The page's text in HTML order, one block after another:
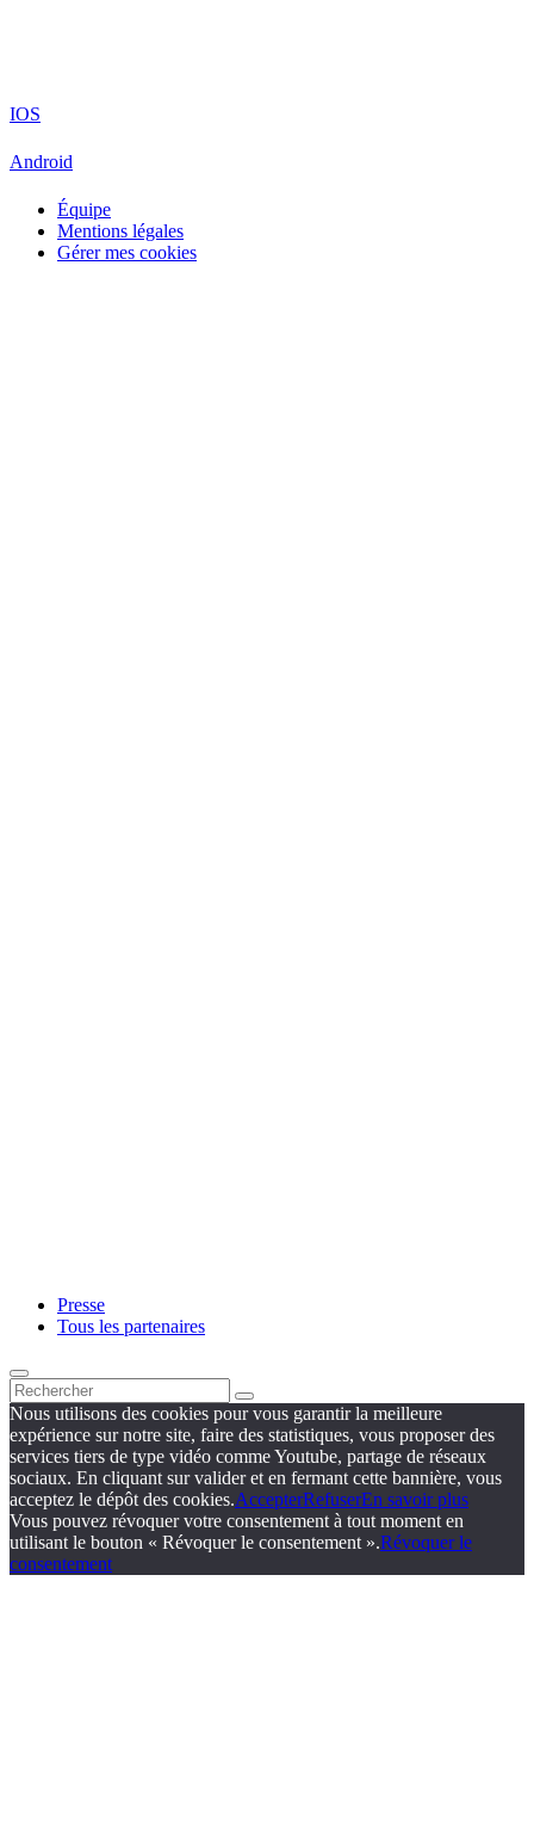
IOS
Android
Équipe
Mentions légales
Gérer mes cookies
Presse
Tous les partenaires
Nous utilisons des cookies pour vous garantir la meilleure
expérience sur notre site, faire des statistiques, vous proposer des
services tiers de type vidéo comme Youtube, partage de réseaux
sociaux. En cliquant sur valider et en fermant cette bannière, vous
acceptez le dépôt des cookies.AccepterRefuserEn savoir plus
Vous pouvez révoquer votre consentement à tout moment en
utilisant le bouton « Révoquer le consentement ».Révoquer le
consentement